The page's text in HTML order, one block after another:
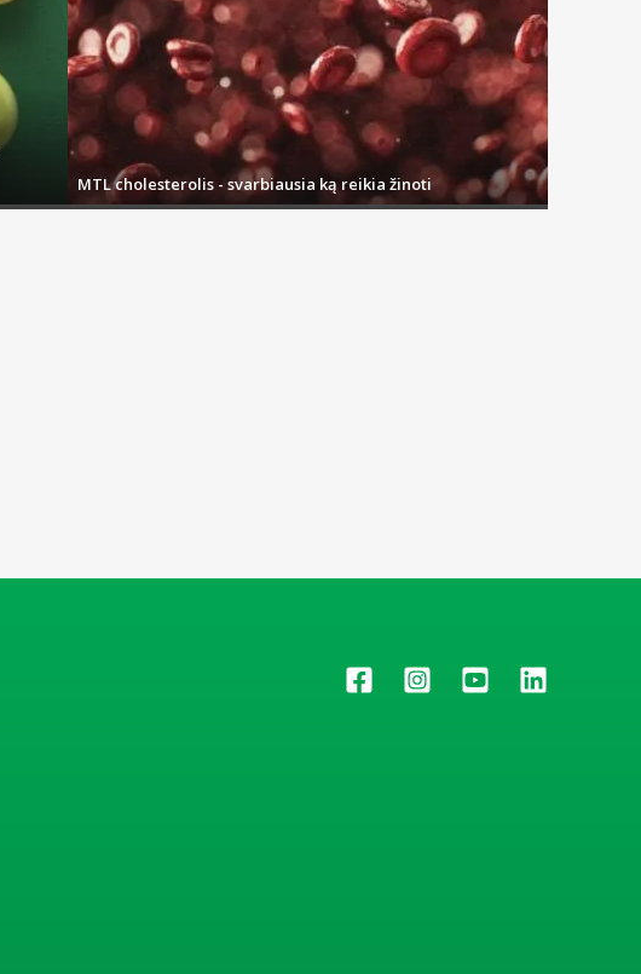
MTL cholesterolis - svarbiausia ką reikia žinoti